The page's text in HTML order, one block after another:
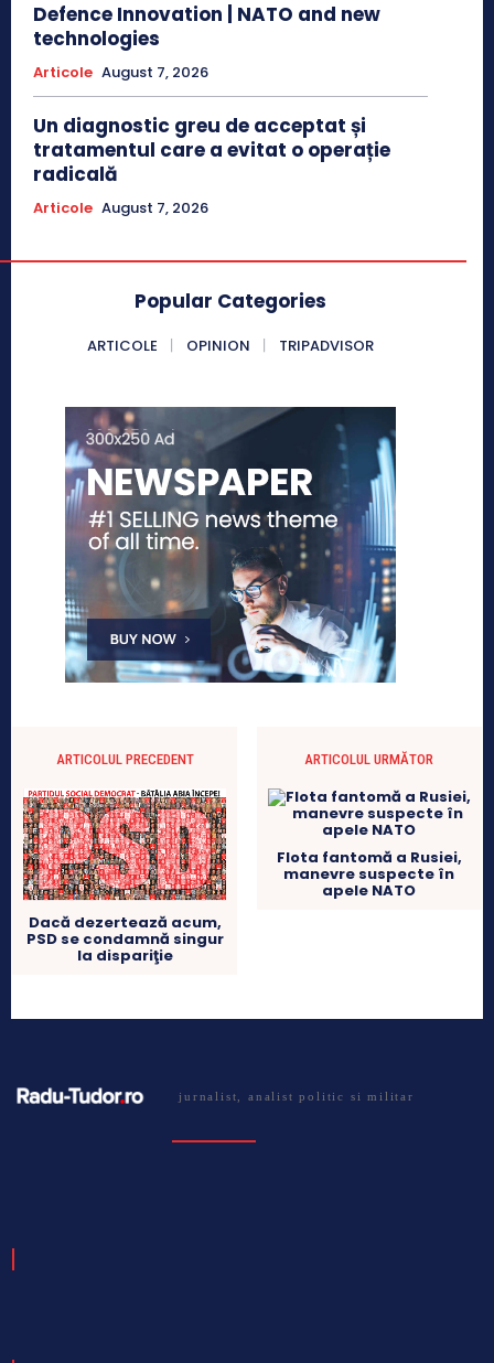
Defence Innovation | NATO and new
technologies
Articole August 7, 2026
Un diagnostic greu de acceptat și
tratamentul care a evitat o operație
radicală
Articole August 7, 2026
Popular Categories
ARTICOLE OPINION TRIPADVISOR
ARTICOLUL PRECEDENT
Dacă dezertează acum,
PSD se condamnă singur
la dispariţie
ARTICOLUL URMĂTOR
Flota fantomă a Rusiei,
manevre suspecte în
apele NATO
jurnalist, analist politic si militar